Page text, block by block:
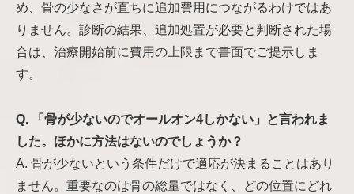
め、骨の少なさが直ちに追加費用につながるわけではあ
りません。診断の結果、追加処置が必要と判断された場
合は、治療開始前に費用の上限まで書面でご提示しま
す。
Q. 「骨が少ないのでオールオン4しかない」と言われま
した。ほかに方法はないのでしょうか？
A. 骨が少ないという条件だけで適応が決まることはあり
ません。重要なのは骨の総量ではなく、どの位置にどれ